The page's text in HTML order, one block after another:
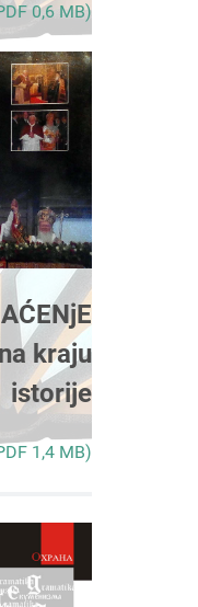
0,6 MB)
kraju
istorije
1,4 MB)